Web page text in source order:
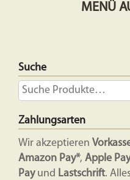
MENÜ
Suche
Zahlungsarten
Wir akzeptieren
Amazon Pay*, Apple
Payund Lastschrift.